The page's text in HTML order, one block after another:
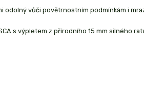
odolný vůči povětrnostním podmínkám i
s výpletem z přírodního 15 mm silného